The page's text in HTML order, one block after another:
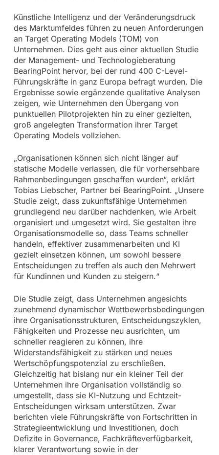
Künstliche Intelligenz und der Veränderungsdruck
des Marktumfeldes führen zu neuen Anforderungen
an Target Operating Models (TOM) von
Unternehmen. Dies geht aus einer aktuellen Studie
der Management- und Technologieberatung
BearingPoint hervor, bei der rund 400 C-Level-
Führungskräfte in ganz Europa befragt wurden. Die
Ergebnisse sowie ergänzende qualitative Analysen
zeigen, wie Unternehmen den Übergang von
punktuellen Pilotprojekten hin zu einer gezielten,
groß angelegten Transformation ihrer Target
Operating Models vollziehen.
„Organisationen können sich nicht länger auf
statische Modelle verlassen, die für vorhersehbare
Rahmenbedingungen geschaffen wurden“, erklärt
Tobias Liebscher, Partner bei BearingPoint. „Unsere
Studie zeigt, dass zukunftsfähige Unternehmen
grundlegend neu darüber nachdenken, wie Arbeit
organisiert und umgesetzt wird. Sie gestalten ihre
Organisationsmodelle so, dass Teams schneller
handeln, effektiver zusammenarbeiten und KI
gezielt einsetzen können, um sowohl bessere
Entscheidungen zu treffen als auch den Mehrwert
für Kundinnen und Kunden zu steigern.“
Die Studie zeigt, dass Unternehmen angesichts
zunehmend dynamischer Wettbewerbsbedingungen
ihre Organisationsstrukturen, Entscheidungszyklen,
Fähigkeiten und Prozesse neu ausrichten, um
schneller reagieren zu können, ihre
Widerstandsfähigkeit zu stärken und neues
Wertschöpfungspotenzial zu erschließen.
Gleichzeitig hat bislang nur ein kleiner Teil der
Unternehmen ihre Organisation vollständig so
umgestellt, dass sie KI-Nutzung und Echtzeit-
Entscheidungen wirksam unterstützen. Zwar
berichten viele Führungskräfte von Fortschritten in
Strategieentwicklung und Investitionen, doch
Defizite in Governance, Fachkräfteverfügbarkeit,
klarer Verantwortung sowie in der